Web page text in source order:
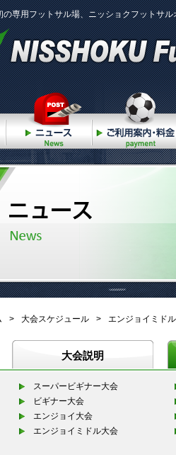
の専用フットサル場、ニッショクフットサル
ニュース
> 大会スケジュール > エンジョイミド
大会説明
スーパービギナー大会
ビギナー大会
エンジョイ大会
エンジョイミドル大会